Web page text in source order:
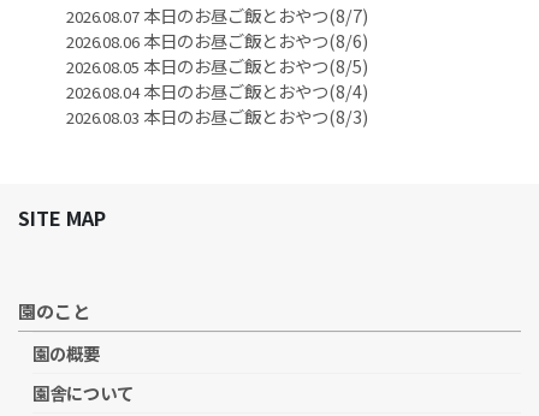
2026.08.07本日のお昼ご飯とおやつ(8/7)
2026.08.06本日のお昼ご飯とおやつ(8/6)
2026.08.05 本日のお昼ご飯とおやつ(8/5)
2026.08.04本日のお昼ご飯とおやつ(8/4)
2026.08.03 本日のお昼ご飯とおやつ(8/3)
SITE MAP
園のこと
園の概要
園舎について